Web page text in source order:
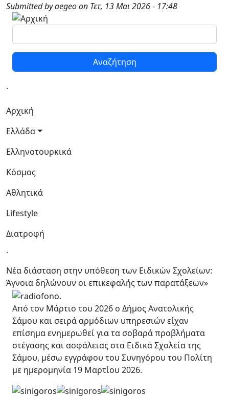
Παράκαμψη προς το κυρίως περιεχόμενο
Submitted byaegeoon Τετ, 13 Μαι 2026 - 17:48
Αναζήτηση
.
Κεντρική πλοήγηση
Αρχική
Ελλάδα
Ελληνοτουρκικά
Κόσμος
Αθλητικά
Lifestyle
Διατροφή
.
Νέα διάσταση στην υπόθεση των Ειδικών Σχολείων:
Άγνοια δηλώνουν οι επικεφαλής των παρατάξεων»
Από τον Μάρτιο του 2026 ο Δήμος Ανατολικής
Σάμου και σειρά αρμόδιων υπηρεσιών είχαν
επίσημα ενημερωθεί για τα σοβαρά προβλήματα
στέγασης και ασφάλειας στα Ειδικά Σχολεία της
Σάμου, μέσω εγγράφου του Συνηγόρου του Πολίτη
με ημερομηνία 19 Μαρτίου 2026.